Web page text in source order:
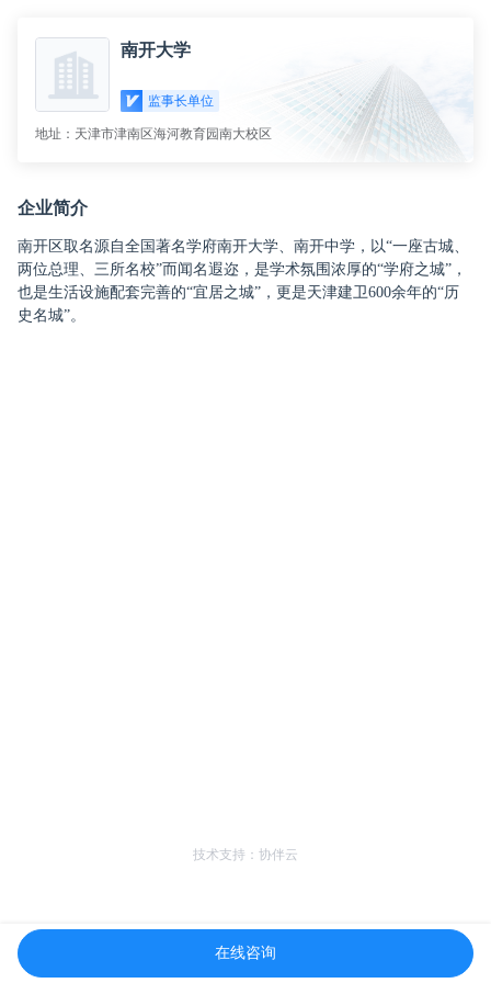
已签到 南开大学
监事长单位
地址：天津市津南区海河教育园南大校区
企业简介
南开区取名源自全国著名学府南开大学、南开中学，以“一座古城、
两位总理、三所名校”而闻名遐迩，是学术氛围浓厚的“学府之城”，
也是生活设施配套完善的“宜居之城”，更是天津建卫600余年的“历
史名城”。
在线咨询
技术支持：协伴云